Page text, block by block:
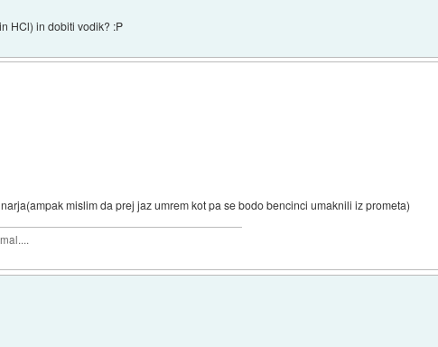
HCl) in dobiti vodik? :P
mislim da prej jaz umrem kot pa se bodo bencinci umaknili iz prometa)